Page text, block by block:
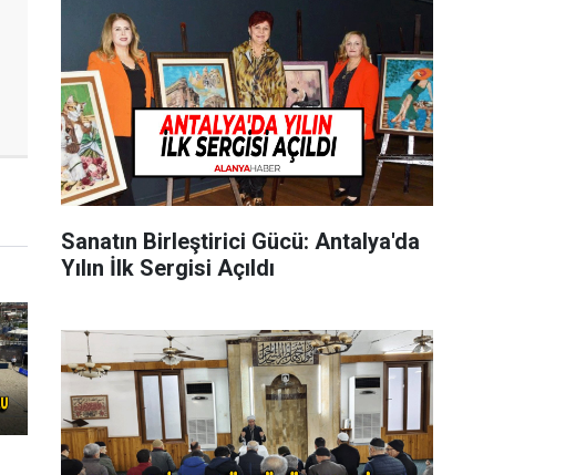
Sanatın Birleştirici Gücü: Antalya'da
Yılın İlk Sergisi Açıldı